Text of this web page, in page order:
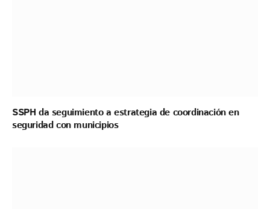
SSPH da seguimiento a estrategia de coordinación en
seguridad con municipios